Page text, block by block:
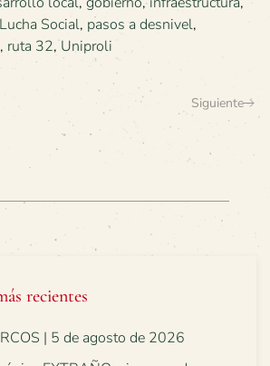
Social, pasos a desnivel,
, ruta 32,Uniproli
Siguiente
recientes
| 5 de agosto de 2026